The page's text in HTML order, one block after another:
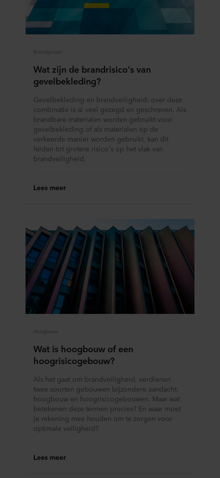
Brandgevaar
Wat zijn de brandrisico's van
gevelbekleding?
Gevelbekleding en brandveiligheid: over deze
combinatie is al veel gezegd en geschreven. Als
brandbare materialen worden gebruikt voor
gevelbekleding of als materialen op de
verkeerde manier worden gebruikt, kan dit
leiden tot grotere risico's op het vlak van
brandveiligheid.
Lees meer
Hoogbouw
Wat is hoogbouw of een
hoogrisicogebouw?
Als het gaat om brandveiligheid, verdienen
twee soorten gebouwen bijzondere aandacht:
hoogbouw en hoogrisicogebouwen. Maar wat
betekenen deze termen precies? En waar moet
je rekening mee houden om te zorgen voor
optimale veiligheid?
Lees meer